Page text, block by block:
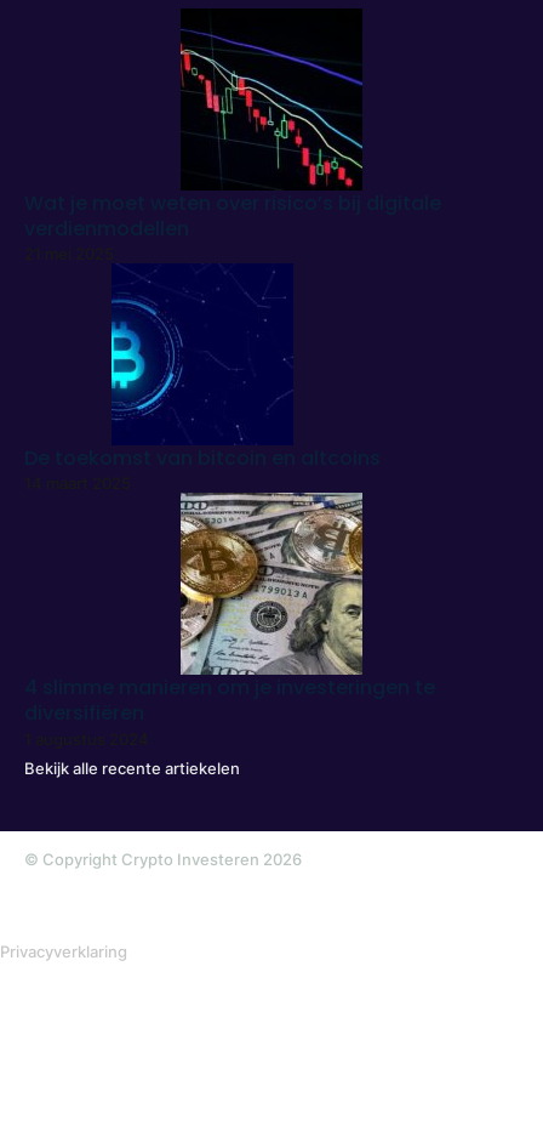
21 mei 2025
14 maart 2025
1 augustus 2024
Bekijk alle recente artiekelen
© Copyright Crypto Investeren 2026
Privacyverklaring